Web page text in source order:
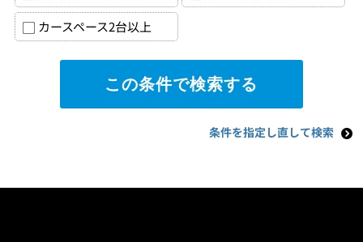
カースペース2台以上
条件を指定し直して検索